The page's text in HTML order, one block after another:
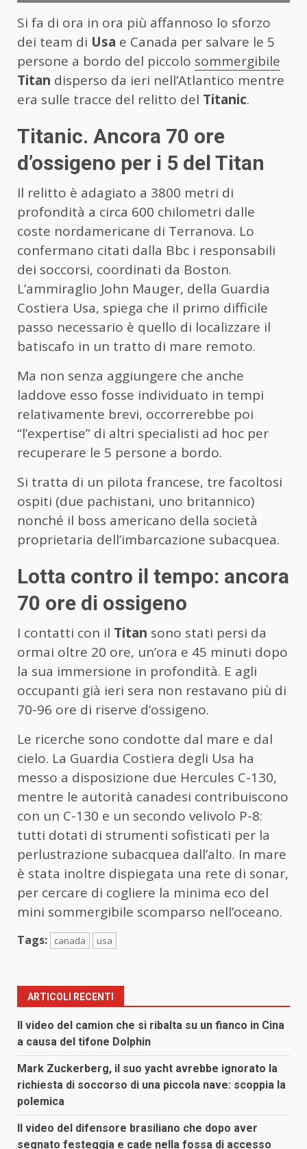
Si fa di ora in ora più affannoso lo sforzo
dei team di Usa e Canada per salvare le 5
persone a bordo del piccolo sommergibile
Titan disperso da ieri nell’Atlantico mentre
era sulle tracce del relitto del Titanic.
Titanic. Ancora 70 ore
d’ossigeno per i 5 del Titan
Il relitto è adagiato a 3800 metri di
profondità a circa 600 chilometri dalle
coste nordamericane di Terranova. Lo
confermano citati dalla Bbc i responsabili
dei soccorsi, coordinati da Boston.
L’ammiraglio John Mauger, della Guardia
Costiera Usa, spiega che il primo difficile
passo necessario è quello di localizzare il
batiscafo in un tratto di mare remoto.
Ma non senza aggiungere che anche
laddove esso fosse individuato in tempi
relativamente brevi, occorrerebbe poi
“l’expertise” di altri specialisti ad hoc per
recuperare le 5 persone a bordo.
Si tratta di un pilota francese, tre facoltosi
ospiti (due pachistani, uno britannico)
nonché il boss americano della società
proprietaria dell’imbarcazione subacquea.
Lotta contro il tempo: ancora
70 ore di ossigeno
I contatti con il Titan sono stati persi da
ormai oltre 20 ore, un’ora e 45 minuti dopo
la sua immersione in profondità. E agli
occupanti già ieri sera non restavano più di
70-96 ore di riserve d’ossigeno.
Le ricerche sono condotte dal mare e dal
cielo. La Guardia Costiera degli Usa ha
messo a disposizione due Hercules C-130,
mentre le autorità canadesi contribuiscono
con un C-130 e un secondo velivolo P-8:
tutti dotati di strumenti sofisticati per la
perlustrazione subacquea dall’alto. In mare
è stata inoltre dispiegata una rete di sonar,
per cercare di cogliere la minima eco del
mini sommergibile scomparso nell’oceano.
Tags: canada usa
ARTICOLI RECENTI
Il video del camion che si ribalta su un fianco in Cina
a causa del tifone Dolphin
Mark Zuckerberg, il suo yacht avrebbe ignorato la
richiesta di soccorso di una piccola nave: scoppia la
polemica
Il video del difensore brasiliano che dopo aver
segnato festeggia e cade nella fossa di accesso